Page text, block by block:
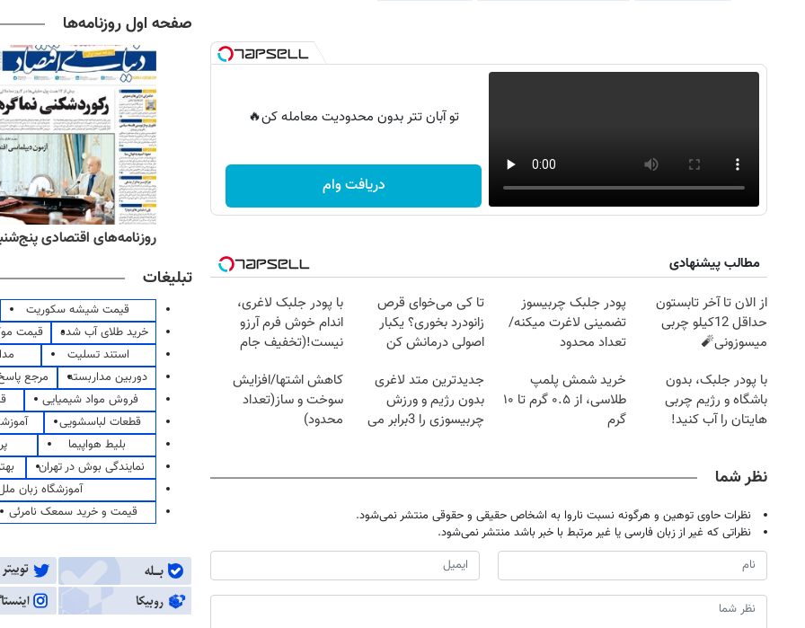
تو آبان تتر بدون محدودیت معامله کن🔥
دریافت وام
مطالب پیشنهادی
از الان تا آخر تابستون
حداقل 12کیلو چربی
میسوزونی🧨
پودر جلبک چربیسوز
تضمینی لاغرت میکنه/
تعداد محدود
تا کی می‌خوای قرص
زانودرد بخوری؟ یکبار
اصولی درمانش کن
با پودر جلبک لاغری،
اندام خوش فرم آرزو
نیست!(تخفیف جام
با پودر جلبک، بدون
باشگاه و رژیم چربی
هایتان را آب کنید!
خرید شمش پلمپ
طلاسی، از ۰.۵ گرم تا ۱۰
گرم
جدیدترین متد لاغری
بدون رژیم و ورزش
چربیسوزی را 3برابر می
کاهش اشتها/افزایش
سوخت و ساز(تعداد
محدود)
نظر شما
نظرات حاوی توهین و هرگونه نسبت ناروا به اشخاص حقیقی و حقوقی منتشر نمی‌شود.
نظراتی که غیر از زبان فارسی یا غیر مرتبط با خبر باشد منتشر نمی‌شود.
صفحه اول روزنامه‌ها
روزنامه‌های اقتصادی پنج‌شنبه ۱۵ مرداد
تبلیغات
قیمت شیشه سکوریت
خرید طلای آب شده
قیمت
استند تسلیت
دوربین مداربسته
مرجع
فروش مواد شیمیایی
قطعات لباسشویی
بلیط هواپیما
نمایندگی بوش در تهران
آموزشگاه زبان
قیمت و خرید سمعک نامرئی